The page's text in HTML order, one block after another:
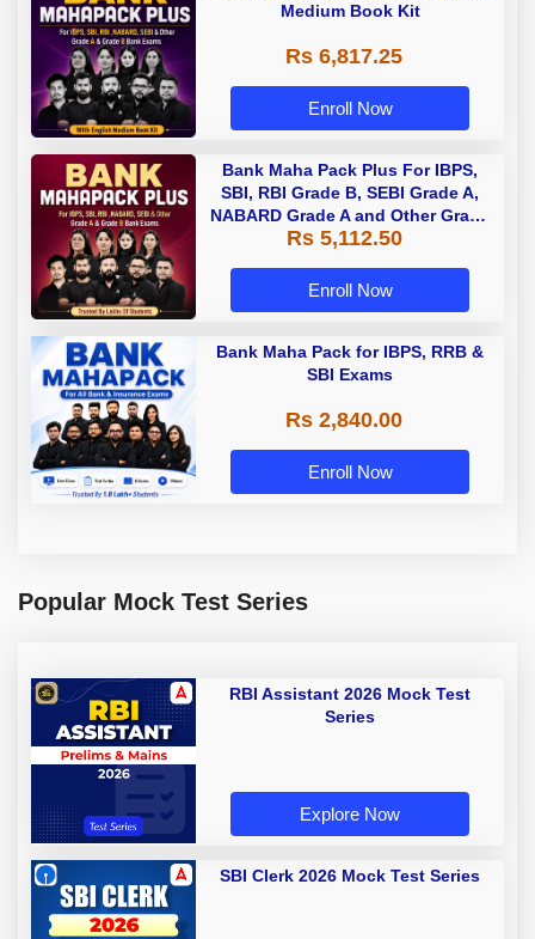
Medium Book Kit
Rs 6,817.25
Enroll Now
Bank Maha Pack Plus For IBPS,
SBI, RBI Grade B, SEBI Grade A,
NABARD Grade A and Other Grade
A & Grade B Bank Exams
Rs 5,112.50
Enroll Now
Bank Maha Pack for IBPS, RRB &
SBI Exams
Rs 2,840.00
Enroll Now
Popular Mock Test Series
RBI Assistant 2026 Mock Test
Series
Explore Now
SBI Clerk 2026 Mock Test Series